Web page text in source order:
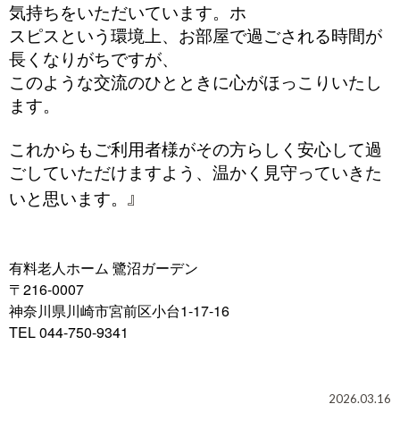
気持ちをいただいています。ホ
スピスという環境上、お部屋で過ごされる時間が
長くなりがちですが、
このような交流のひとときに心がほっこりいたし
ます。
これからもご利用者様がその方らしく安心して過
ごしていただけますよう、温かく見守っていきた
いと思います。 』
有料老人ホーム 鷺沼ガーデン
〒216-0007
神奈川県川崎市宮前区小台1-17-16
TEL 044-750-9341
2026.03.16